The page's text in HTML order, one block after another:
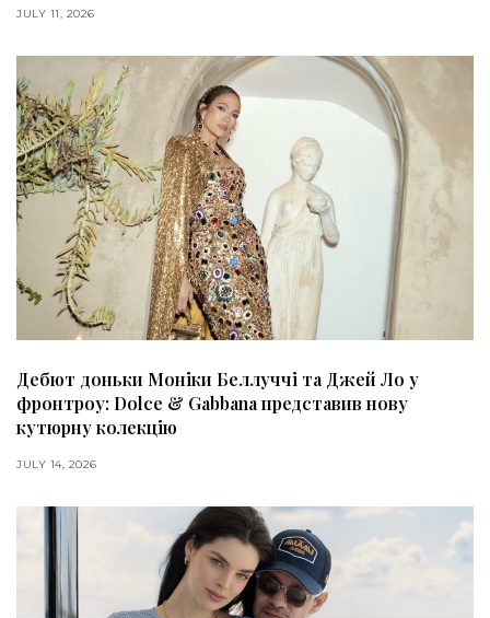
JULY 11, 2026
Дебют доньки Моніки Беллуччі та Джей Ло у
фронтроу: Dolce & Gabbana представив нову
кутюрну колекцію
JULY 14, 2026